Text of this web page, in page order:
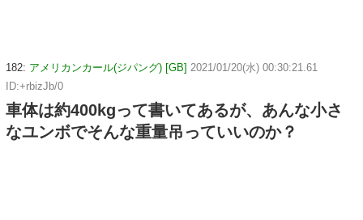
182: アメリカンカール(ジパング) [GB] 2021/01/20(水) 00:30:21.61
ID:+rbizJb/0
車体は約400kgって書いてあるが、あんな小さ
なユンボでそんな重量吊っていいのか？